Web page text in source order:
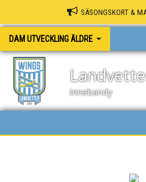
SÄSONGSKORT &
DAM UTVECKLING ÄLDRE
Innebandy